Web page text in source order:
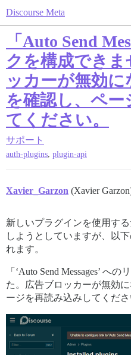
Discourse Meta
「Auto Send
クを構成できま
ッカーが無効
を確認し、ペー
てください。
サポート
auth-plugins, plugin-api
Xavier_Garzon (Xavier
新しいプラグインを使用す
しようとしていますが、以
れます。
「‘Auto Send Messages’ へ
た。広告ブロッカーが無効
ージを再読み込みしてくださ